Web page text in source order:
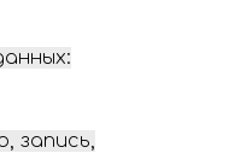
запись,